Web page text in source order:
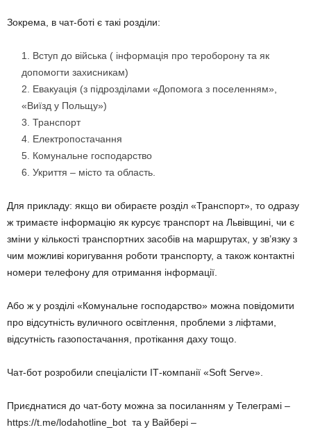
Зокрема, в чат-боті є такі розділи:
Вступ до війська ( інформація про тероборону та як
допомогти захисникам)
Евакуація (з підрозділами «Допомога з поселенням»,
«Виїзд у Польщу»)
Транспорт
Електропостачання
Комунальне господарство
Укриття – місто та область.
Для прикладу: якщо ви обираєте розділ «Транспорт», то одразу
ж тримаєте інформацію як курсує транспорт на Львівщині, чи є
зміни у кількості транспортних засобів на маршрутах, у зв’язку з
чим можливі коригування роботи транспорту, а також контактні
номери телефону для отримання інформації.
Або ж у розділі «Комунальне господарство» можна повідомити
про відсутність вуличного освітлення, проблеми з ліфтами,
відсутність газопостачання, протікання даху тощо.
Чат-бот розробили спеціалісти ІТ-компанії «Soft Serve».
Приєднатися до чат-боту можна за посиланням у Телеграмі –
https://t.me/lodahotline_bot та у Вайбері –